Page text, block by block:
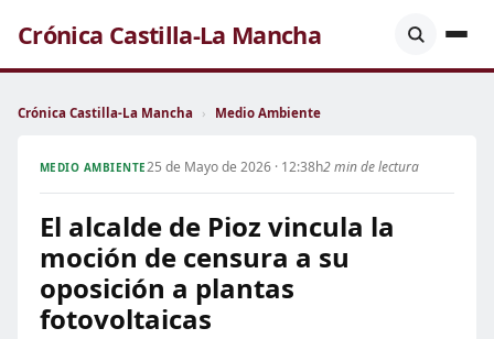
Crónica Castilla-La Mancha
Crónica Castilla-La Mancha › Medio Ambiente
MEDIO AMBIENTE25 de Mayo de 2026 · 12:38h2 min de lectura
El alcalde de Pioz vincula la
moción de censura a su
oposición a plantas
fotovoltaicas